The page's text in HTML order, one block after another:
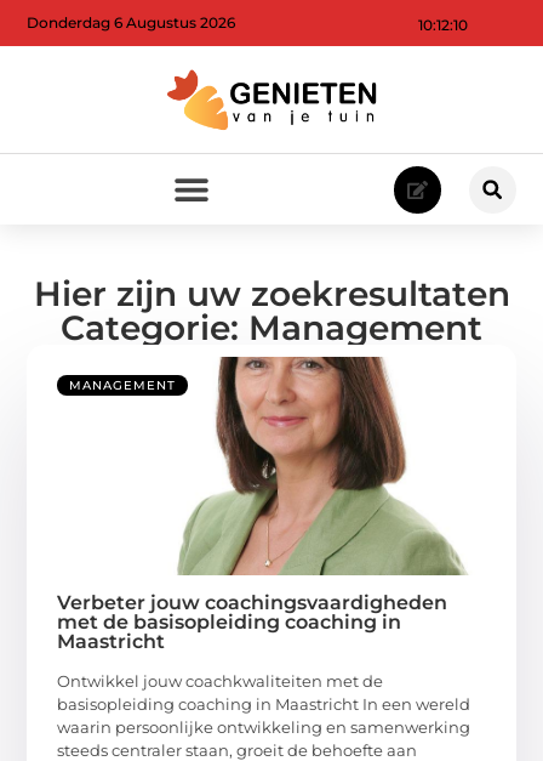
10:12:10
Donderdag 6 Augustus 2026
Hier zijn uw zoekresultaten
Categorie: Management
MANAGEMENT
Verbeter jouw coachingsvaardigheden
met de basisopleiding coaching in
Maastricht
Ontwikkel jouw coachkwaliteiten met de
basisopleiding coaching in Maastricht In een wereld
waarin persoonlijke ontwikkeling en samenwerking
steeds centraler staan, groeit de behoefte aan